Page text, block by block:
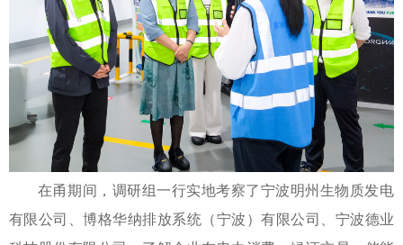
在甬期间，调研组一行实地考察了宁波明州生物质发电
有限公司、博格华纳排放系统（宁波）有限公司、宁波德业